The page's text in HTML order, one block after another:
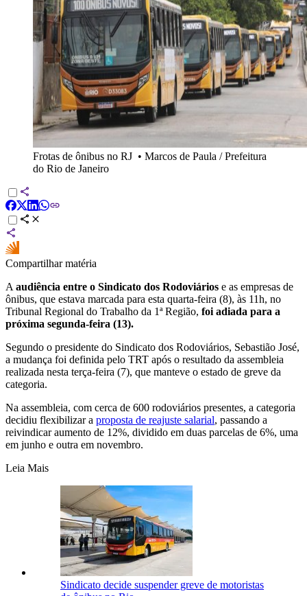
Frotas de ônibus no RJ • Marcos de Paula / Prefeitura
do Rio de Janeiro
Compartilhar matéria
A audiência entre o Sindicato dos Rodoviários e as empresas de
ônibus, que estava marcada para esta quarta-feira (8), às 11h, no
Tribunal Regional do Trabalho da 1ª Região, foi adiada para a
próxima segunda-feira (13).
Segundo o presidente do Sindicato dos Rodoviários, Sebastião José,
a mudança foi definida pelo TRT após o resultado da assembleia
realizada nesta terça-feira (7), que manteve o estado de greve da
categoria.
Na assembleia, com cerca de 600 rodoviários presentes, a categoria
decidiu flexibilizar a proposta de reajuste salarial, passando a
reivindicar aumento de 12%, dividido em duas parcelas de 6%, uma
em junho e outra em novembro.
Leia Mais
Sindicato decide suspender greve de motoristas